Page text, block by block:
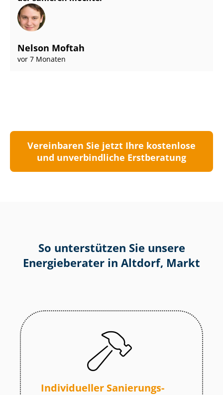
Nelson Moftah
vor 7 Monaten
Vereinbaren Sie jetzt Ihre kostenlose
und unverbindliche Erstberatung
So unterstützen Sie unsere
Energieberater in Altdorf, Markt
Individueller Sa­nie­rungs­